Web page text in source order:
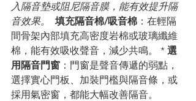
入隔音墊或阻尼隔音膜，能有效提升隔
音效果。
填充隔音棉/吸音棉 ：在輕隔
間骨架內部填充高密度岩棉或玻璃纖維
棉，能有效吸收聲音，減少共鳴。 * 選
用隔音門窗 ：門窗是聲音傳遞的弱點，
選擇實心門板、加裝門檻與隔音條，或
採用氣密窗，都能大幅改善隔音。